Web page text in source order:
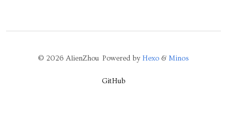
© 2026 AlienZhou Powered by Hexo & Minos
GitHub